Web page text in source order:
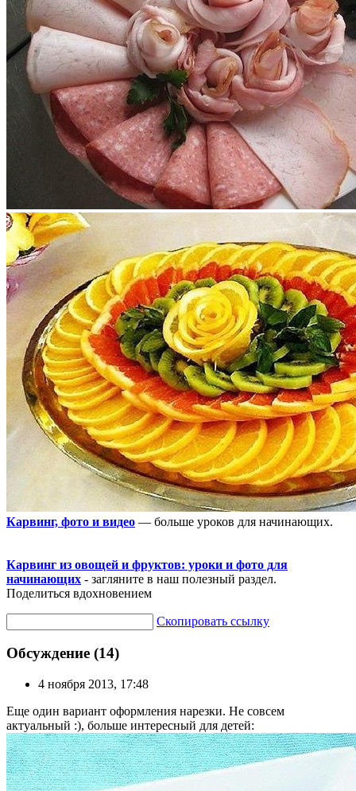
Карвинг, фото и видео — больше уроков для начинающих.
Карвинг из овощей и фруктов: уроки и фото для
начинающих - загляните в наш полезный раздел.
Поделиться вдохновением
Скопировать ссылку
Обсуждение (14)
4 ноября 2013, 17:48
Еще один вариант оформления нарезки. Не совсем
актуальный :), больше интересный для детей: